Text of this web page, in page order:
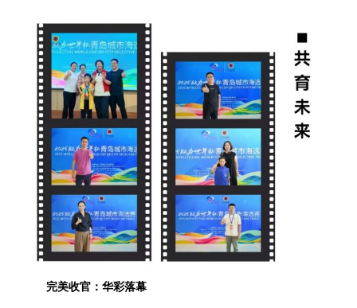
完美收官：华彩落幕